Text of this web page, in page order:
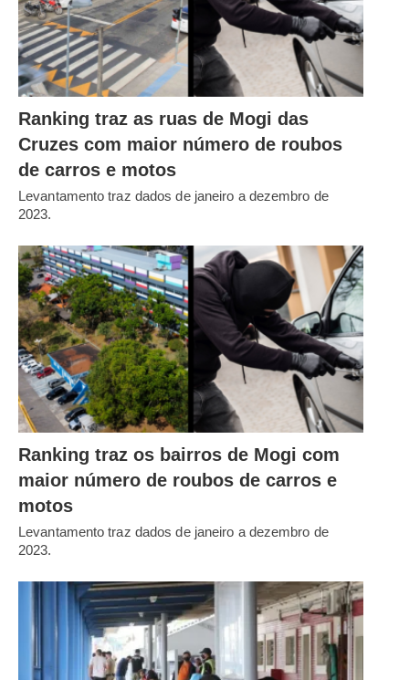
Ranking traz as ruas de Mogi das
Cruzes com maior número de roubos
de carros e motos
Levantamento traz dados de janeiro a dezembro de
2023.
Ranking traz os bairros de Mogi com
maior número de roubos de carros e
motos
Levantamento traz dados de janeiro a dezembro de
2023.